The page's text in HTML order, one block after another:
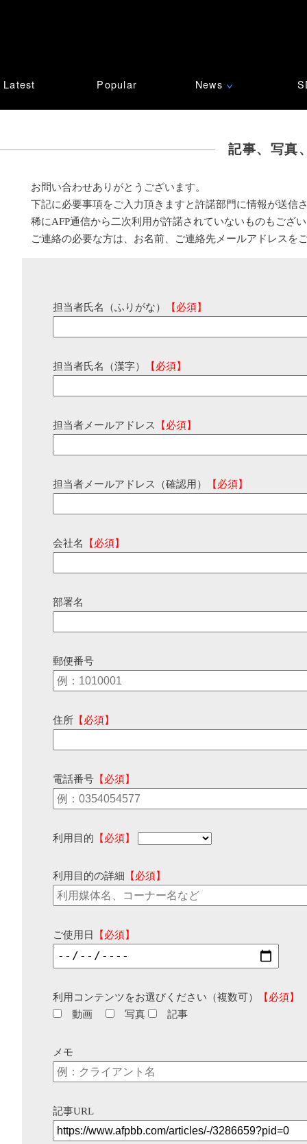
Latest Popular News ∨
記事、写真
お問い合わせありがとうございます。
下記に必要事項をご入力頂きますと許諾部門に情報が送信
稀にAFP通信から二次利用が許諾されていないものもござ
ご連絡の必要な方は、お名前、ご連絡先メールアドレスを
担当者氏名（ふりがな） 【必須】
担当者氏名（漢字） 【必須】
担当者メールアドレス 【必須】
担当者メールアドレス（確認用） 【必須】
会社名 【必須】
部署名
郵便番号
住所 【必須】
電話番号 【必須】
利用目的 【必須】
利用目的の詳細 【必須】
ご使用日 【必須】
利用コンテンツをお選びください（複数可）
【必須】
動画
写真 記事
メモ
記事URL